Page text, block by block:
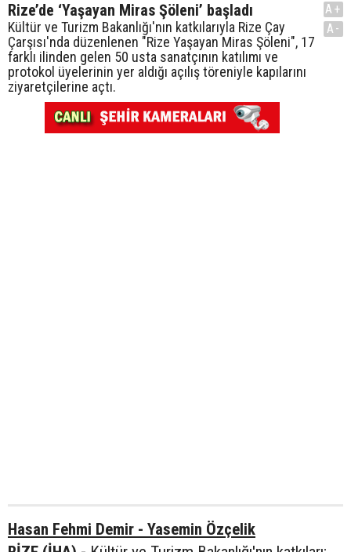
Rize’de ‘Yaşayan Miras Şöleni’ başladı
Kültür ve Turizm Bakanlığı'nın katkılarıyla Rize Çay
Çarşısı'nda düzenlenen "Rize Yaşayan Miras Şöleni", 17
farklı ilinden gelen 50 usta sanatçının katılımı ve
protokol üyelerinin yer aldığı açılış töreniyle kapılarını
ziyaretçilerine açtı.
A+
A-
Hasan Fehmi Demir - Yasemin Özçelik